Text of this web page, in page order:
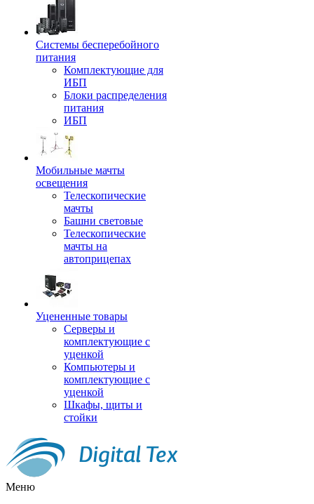
Системы бесперебойного
питания
Комплектующие для
ИБП
Блоки распределения
питания
ИБП
Мобильные мачты
освещения
Телескопические
мачты
Башни световые
Телескопические
мачты на
автоприцепах
Уцененные товары
Серверы и
комплектующие с
уценкой
Компьютеры и
комплектующие с
уценкой
Шкафы, щиты и
стойки
Меню